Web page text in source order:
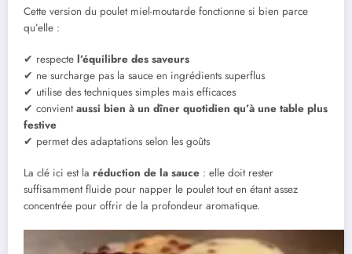
Cette version du poulet miel-moutarde fonctionne si bien parce
qu’elle :
✔ respecte l’équilibre des saveurs
✔ ne surcharge pas la sauce en ingrédients superflus
✔ utilise des techniques simples mais efficaces
✔ convientaussi bien à un dîner quotidien qu’à une table plus
festive
✔ permet des adaptations selon les goûts
La clé ici est la réduction de la sauce : elle doit rester
suffisamment fluide pour napper le poulet tout en étant assez
concentrée pour offrir de la profondeur aromatique.